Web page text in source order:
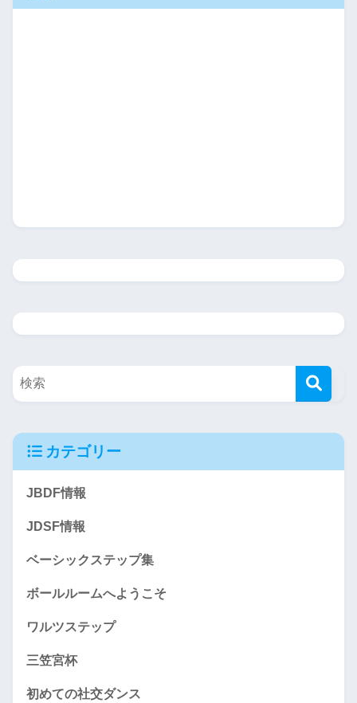
カテゴリー
JBDF情報
JDSF情報
ベーシックステップ集
ボールルームへようこそ
ワルツステップ
三笠宮杯
初めての社交ダンス